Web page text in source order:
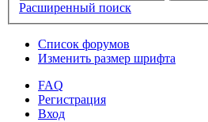
Расширенный поиск
Список форумов
Изменить размер шрифта
FAQ
Регистрация
Вход